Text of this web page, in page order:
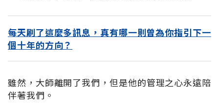
每天刷了這麼多訊息，真有哪一則曾為你指引下一
個十年的方向？
雖然，大師離開了我們，但是他的管理之心永遠陪
伴著我們。